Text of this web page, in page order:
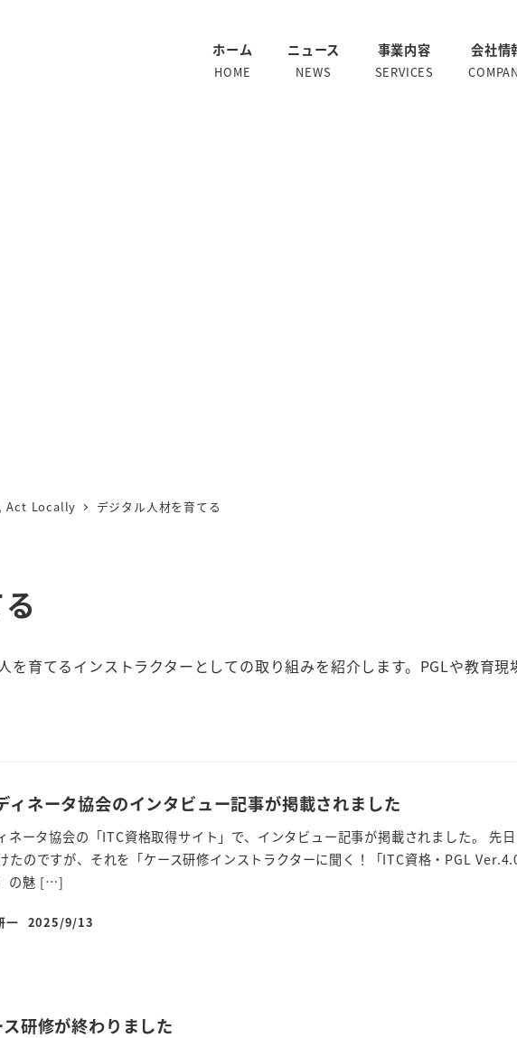
ホーム
HOME
ニュース
NEWS
事業内容
SERVICES
会社情
Act Locally デジタル人材を育てる
を育てるインストラクターとしての取り組みを紹介します。PGLや教育現
ィネータ協会のインタビュー記事が掲載されました
ネータ協会の「ITC資格取得サイト」で、インタビュー記事が掲載されました。 先
たのですが、それを「ケース研修インストラクターに聞く！「ITC資格・PGL
の魅 […]
一
投稿日
2025/9/13
研修が終わりました